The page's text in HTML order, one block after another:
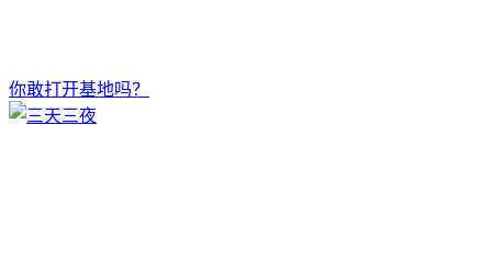
你敢打开基地吗？